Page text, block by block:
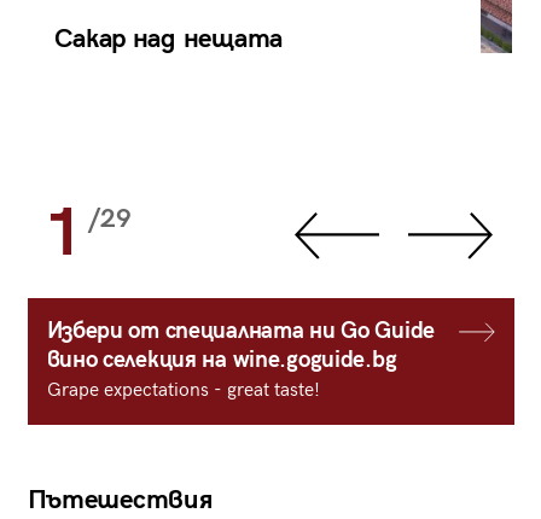
Сакар над нещата
1 /29
Избери от специалната ни Go Guide
вино селекция на wine.goguide.bg
Grape expectations - great taste!
Пътешествия